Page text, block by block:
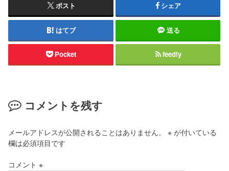
ポスト シェア
はてブ 送る
Pocket feedly
コメントを残す
メールアドレスが公開されることはありません。 ※ が付いている
欄は必須項目です
コメント※